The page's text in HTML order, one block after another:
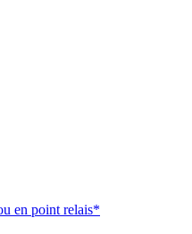
en point relais*